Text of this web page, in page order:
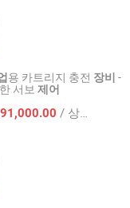
용 카트리지 충전 장비 -
서보 제어
/ 상품
Co., Ltd.